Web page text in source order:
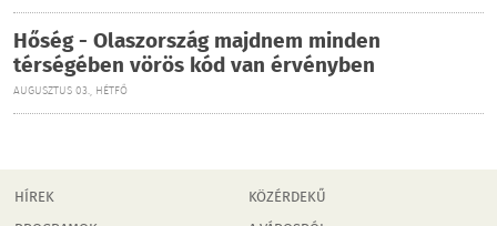
Hőség - Olaszország majdnem minden
térségében vörös kód van érvényben
AUGUSZTUS 03., HÉTFŐ
HÍREK
KÖZÉRDEKŰ